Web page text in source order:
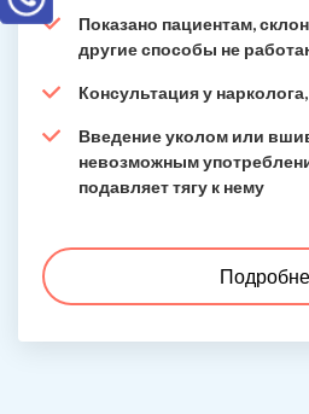
Показано пациентам,
другие способы не
Консультация у
Введение уколом или
невозможным
подавляет тягу к нему